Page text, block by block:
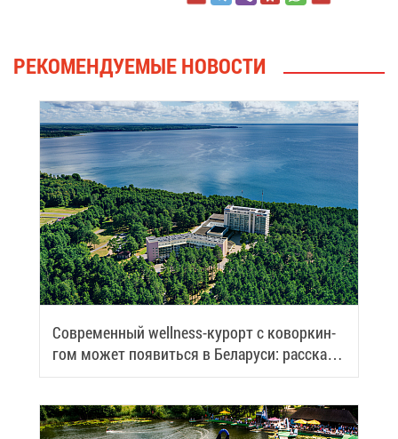
РЕ­КО­МЕН­ДУ­Е­МЫЕ НО­ВО­СТИ
Со­вре­мен­ный wellness-ку­рорт с ко­вор­кин­
гом мо­жет по­явить­ся в Бе­ла­ру­си: рас­ска­
зы­ва­ем по­дроб­но­сти